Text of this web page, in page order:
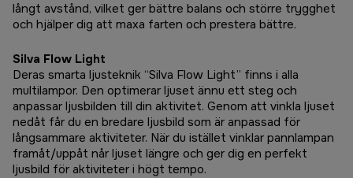
långt avstånd, vilket ger bättre balans och större trygghet
och hjälper dig att maxa farten och prestera bättre.
Silva Flow Light
Deras smarta ljusteknik “Silva Flow Light” finns i alla
multilampor. Den optimerar ljuset ännu ett steg och
anpassar ljusbilden till din aktivitet. Genom att vinkla ljuset
nedåt får du en bredare ljusbild som är anpassad för
långsammare aktiviteter. När du istället vinklar pannlampan
framåt/uppåt når ljuset längre och ger dig en perfekt
ljusbild för aktiviteter i högt tempo.